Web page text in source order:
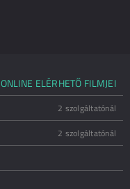
ONLINE ELÉRHETŐ FILMJEI
2 szolgáltatónál
2 szolgáltatónál